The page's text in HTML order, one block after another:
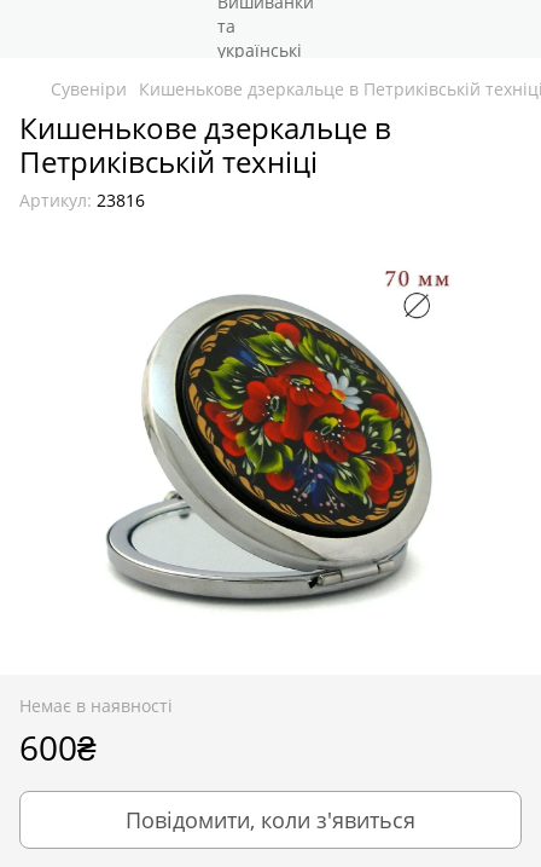
Сувеніри Кишенькове дзеркальце в Петриківській
Кишенькове дзеркальце в
Петриківській техніці
Артикул: 23816
Немає в наявності
600₴
Повідомити, коли з'явиться